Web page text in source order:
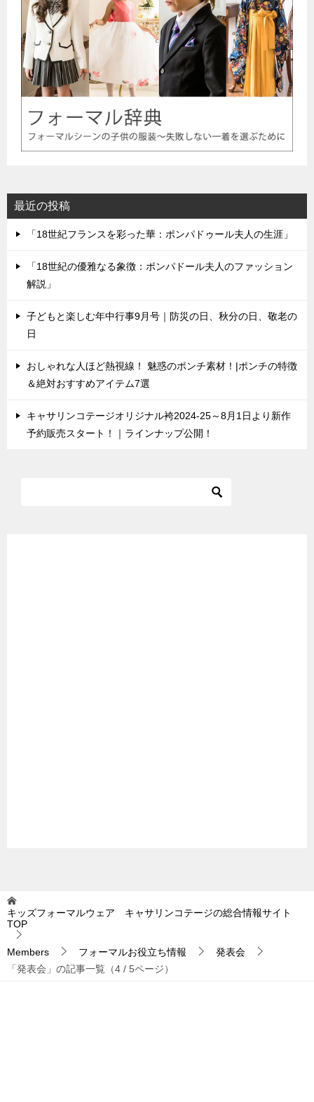
最近の投稿
「18世紀フランスを彩った華：ポンパドゥール夫人の生涯」
「18世紀の優雅なる象徴：ポンパドール夫人のファッション
解説」
子どもと楽しむ年中行事9月号｜防災の日、秋分の日、敬老の
日
おしゃれな人ほど熱視線！ 魅惑のポンチ素材！|ポンチの特徴
＆絶対おすすめアイテム7選
キャサリンコテージオリジナル袴2024-25～8月1日より新作
予約販売スタート！｜ラインナップ公開！
キッズフォーマルウェア キャサリンコテージの総合情報サイト
TOP
Members フォーマルお役立ち情報
発表会
「発表会」の記事一覧（4 / 5ページ）